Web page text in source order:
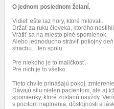
O jednom poslednom želaní.
Vidieť ešte raz hory, ktoré milovali.
Držať za ruku človeka, ktorého
Vrátiť sa na miesto plné spomienok.
Alebo jednoducho stráviť pokojný
strachu... len spolu.
Pre niekoho je to maličkosť.
Pre nich je to všetko.
Tieto chvíle prinášajú pokoj,
Dávajú silu nielen pacientom, ale aj
spomienky, ktoré zostanú navždy.
s pocitom naplnenia, dôstojnosti a